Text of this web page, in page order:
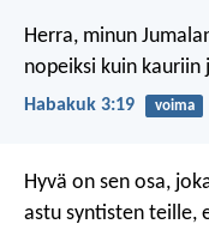
Herra, minun
nopeiksi kuin kauriin
Habakuk 3:19 voima
Hyvä on sen osa,
astu syntisten teille,